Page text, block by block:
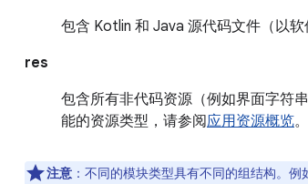
包含 Kotlin 和 Java 源代码文件（以
res
包含所有非代码资源（例如界面字符
能的资源类型，请参阅应用资源概览。
注意 ：不同的模块类型具有不同的组结构。例